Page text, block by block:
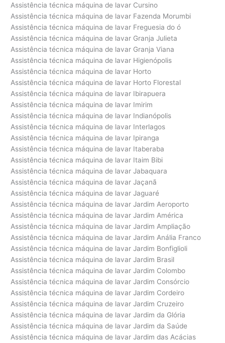
Assistência técnica máquina de lavar Cursino
Assistência técnica máquina de lavar Fazenda Morumbi
Assistência técnica máquina de lavar Freguesia do ó
Assistência técnica máquina de lavar Granja Julieta
Assistência técnica máquina de lavar Granja Viana
Assistência técnica máquina de lavar Higienópolis
Assistência técnica máquina de lavar Horto
Assistência técnica máquina de lavar Horto Florestal
Assistência técnica máquina de lavar Ibirapuera
Assistência técnica máquina de lavar Imirim
Assistência técnica máquina de lavar Indianópolis
Assistência técnica máquina de lavar Interlagos
Assistência técnica máquina de lavar Ipiranga
Assistência técnica máquina de lavar Itaberaba
Assistência técnica máquina de lavar Itaim Bibi
Assistência técnica máquina de lavar Jabaquara
Assistência técnica máquina de lavar Jaçanã
Assistência técnica máquina de lavar Jaguaré
Assistência técnica máquina de lavar Jardim Aeroporto
Assistência técnica máquina de lavar Jardim América
Assistência técnica máquina de lavar Jardim Ampliação
Assistência técnica máquina de lavar Jardim Anália Franco
Assistência técnica máquina de lavar Jardim Bonfiglioli
Assistência técnica máquina de lavar Jardim Brasil
Assistência técnica máquina de lavar Jardim Colombo
Assistência técnica máquina de lavar Jardim Consórcio
Assistência técnica máquina de lavar Jardim Cordeiro
Assistência técnica máquina de lavar Jardim Cruzeiro
Assistência técnica máquina de lavar Jardim da Glória
Assistência técnica máquina de lavar Jardim da Saúde
Assistência técnica máquina de lavar Jardim das Acácias